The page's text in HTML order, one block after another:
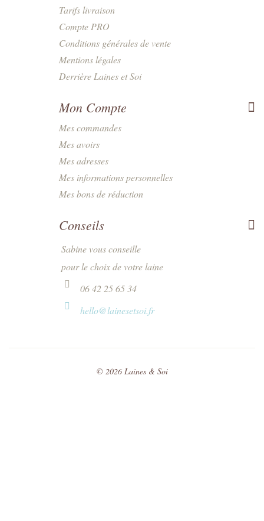
Tarifs livraison
Compte PRO
Conditions générales de vente
Mentions légales
Derrière Laines et Soi
© 2026Laines & Soi
Mon Compte
Mes commandes
Mes avoirs
Mes adresses
Mes informations personnelles
Mes bons de réduction
Conseils
Sabine vous conseille
pour le choix de votre laine
06 42 25 65 34
hello@lainesetsoi.fr